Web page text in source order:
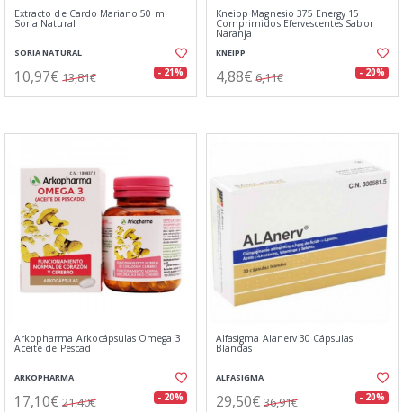
Extracto de Cardo Mariano 50 ml
Soria Natural
SORIA NATURAL
10,97€ 13,81€ - 21%
Kneipp Magnesio 375 Energy 15
Comprimidos Efervescentes Sabor
Naranja
KNEIPP
4,88€ 6,11€ - 20%
Arkopharma Arkocápsulas Omega 3
Aceite de Pescad
ARKOPHARMA
17,10€ 21,40€ - 20%
Alfasigma Alanerv 30 Cápsulas
Blandas
ALFASIGMA
29,50€ 36,91€ - 20%